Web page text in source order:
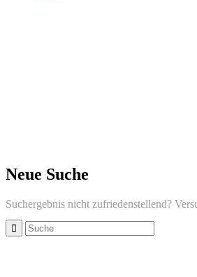
Neue Suche
Suchergebnis nicht zufriedenstellend?